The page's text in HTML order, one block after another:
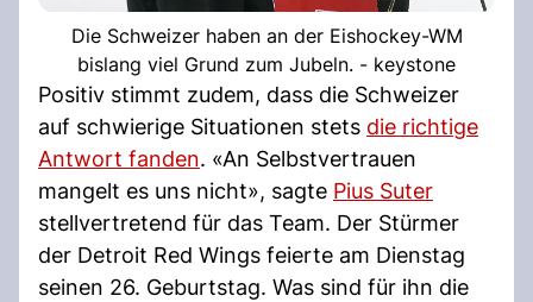
Die Schweizer haben an der Eishockey-WM
bislang viel Grund zum Jubeln. - keystone
Positiv stimmt zudem, dass die Schweizer
auf schwierige Situationen stets die richtige
Antwort fanden. «An Selbstvertrauen
mangelt es uns nicht», sagte Pius Suter
stellvertretend für das Team. Der Stürmer
der Detroit Red Wings feierte am Dienstag
seinen 26. Geburtstag. Was sind für ihn die